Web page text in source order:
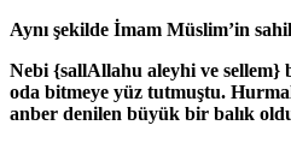
Aynı şekilde İmam Müslim’in
Nebi {sallAllahu aleyhi ve sellem}
oda bitmeye yüz tutmuştu.
anber denilen büyük bir balık